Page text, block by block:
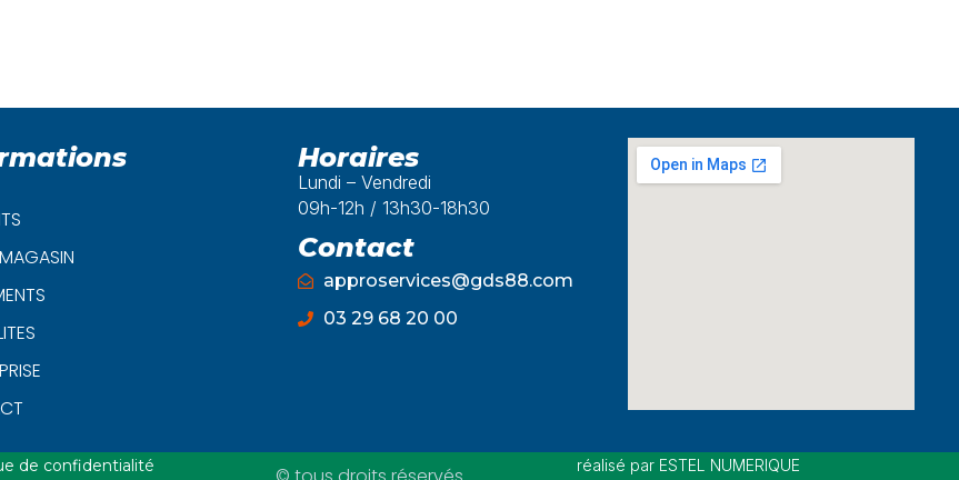
Horaires
Lundi – Vendredi
09h-12h / 13h30-18h30
Contact
approservices@gds88.com
03 29 68 20 00
de confidentialité réalisé par ESTEL NUMERIQUE